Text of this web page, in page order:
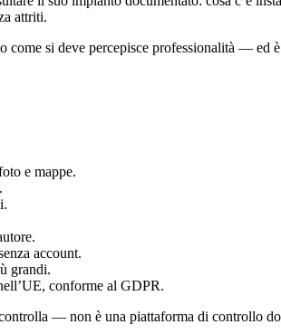
attriti.
si deve percepisce professionalità —
e mappe.
account.
grandi.
conforme al GDPR.
— non è una piattaforma di controllo